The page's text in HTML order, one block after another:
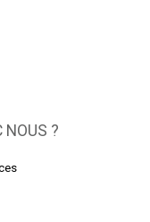
NOUS ?